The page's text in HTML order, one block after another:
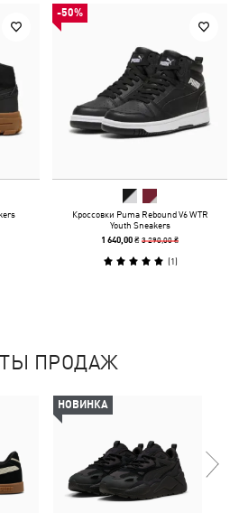
-50%
Кроссовки Puma Rebound V6 WTR
Youth Sneakers
1 640,00 ₴3 290,00 ₴
(1)
ПРОДАЖ
НОВИНКА